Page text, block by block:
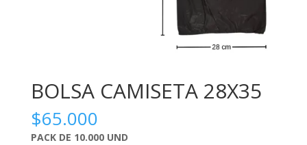
BOLSA CAMISETA 28X35
$65.000
PACK DE 10.000 UND